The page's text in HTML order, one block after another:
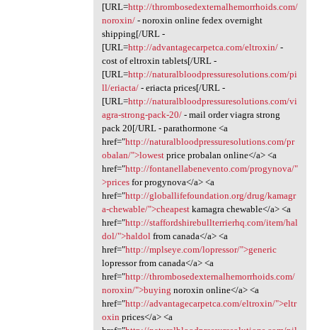
[URL=http://thrombosedexternalhemorrhoids.com/
noroxin/- noroxin online fedex overnight
shipping[/URL -
[URL=http://advantagecarpetca.com/eltroxin/-
cost of eltroxin tablets[/URL -
[URL=http://naturalbloodpressuresolutions.com/pi
ll/eriacta/- eriacta prices[/URL -
[URL=http://naturalbloodpressuresolutions.com/vi
agra-strong-pack-20/- mail order viagra strong
pack 20[/URL - parathormone <a
href="http://naturalbloodpressuresolutions.com/pr
obalan/">lowestprice probalan online</a> <a
href="http://fontanellabenevento.com/progynova/"
>pricesfor progynova</a> <a
href="http://globallifefoundation.org/drug/kamagr
a-chewable/">cheapestkamagra chewable</a> <a
href="http://staffordshirebullterrierhq.com/item/hal
dol/">haldol from canada</a> <a
href="http://mplseye.com/lopressor/">generic
lopressor from canada</a> <a
href="http://thrombosedexternalhemorrhoids.com/
noroxin/">buying noroxin online</a> <a
href="http://advantagecarpetca.com/eltroxin/">eltr
oxin prices</a> <a